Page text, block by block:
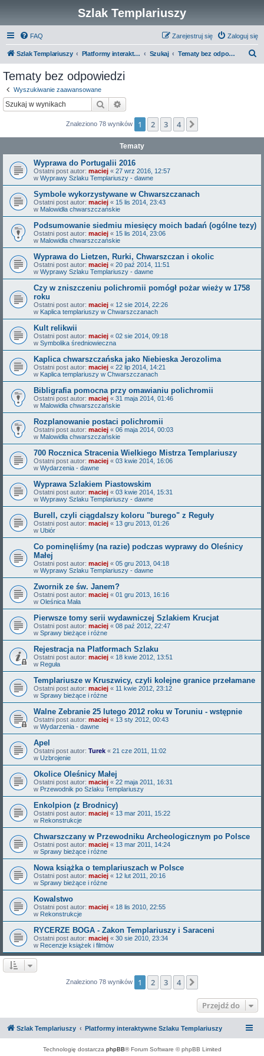
Szlak Templariuszy
FAQ Zaloguj się
Zarejestruj się
Szlak Templariuszy Platformy interaktywne Szlaku Templariuszy Szukaj Tematy bez odpowiedzi
Tematy bez odpowiedzi
Wyszukiwanie zaawansowane
Szukaj
Znaleziono 78 wyników 1 2 3 4
Tematy
Wyprawa do Portugalii 2016
Ostatni post autor: maciej « 27 wrz 2016, 12:57
w Wyprawy Szlaku Templariuszy - dawne
Symbole wykorzystywane w Chwarszczanach
Ostatni post autor: maciej « 15 lis 2014, 23:43
w Malowidła chwarszczańskie
Podsumowanie siedmiu miesięcy moich badań (ogólne tezy)
Ostatni post autor: maciej « 15 lis 2014, 23:06
w Malowidła chwarszczańskie
Wyprawa do Lietzen, Rurki, Chwarszczan i okolic
Ostatni post autor: maciej « 20 paź 2014, 11:51
w Wyprawy Szlaku Templariuszy - dawne
Czy w zniszczeniu polichromii pomógł pożar wieży w 1758
roku
Ostatni post autor: maciej « 12 sie 2014, 22:26
w Kaplica templariuszy w Chwarszczanach
Kult relikwii
Ostatni post autor: maciej « 02 sie 2014, 09:18
w Symbolika średniowieczna
Kaplica chwarszczańska jako Niebieska Jerozolima
Ostatni post autor: maciej « 22 lip 2014, 14:21
w Kaplica templariuszy w Chwarszczanach
Bibligrafia pomocna przy omawianiu polichromii
Ostatni post autor: maciej « 31 maja 2014, 01:46
w Malowidła chwarszczańskie
Rozplanowanie postaci polichromii
Ostatni post autor: maciej « 06 maja 2014, 00:03
w Malowidła chwarszczańskie
700 Rocznica Stracenia Wielkiego Mistrza Templariuszy
Ostatni post autor: maciej « 03 kwie 2014, 16:06
w Wydarzenia - dawne
Wyprawa Szlakiem Piastowskim
Ostatni post autor: maciej « 03 kwie 2014, 15:31
w Wyprawy Szlaku Templariuszy - dawne
Burell, czyli ciągdalszy koloru "burego" z Reguły
Ostatni post autor: maciej « 13 gru 2013, 01:26
w Ubiór
Co pominęliśmy (na razie) podczas wyprawy do Oleśnicy
Małej
Ostatni post autor: maciej « 05 gru 2013, 04:18
w Wyprawy Szlaku Templariuszy - dawne
Zwornik ze św. Janem?
Ostatni post autor: maciej « 01 gru 2013, 16:16
w Oleśnica Mała
Pierwsze tomy serii wydawniczej Szlakiem Krucjat
Ostatni post autor: maciej « 08 paź 2012, 22:47
w Sprawy bieżące i różne
Rejestracja na Platformach Szlaku
Ostatni post autor: maciej « 18 kwie 2012, 13:51
w Reguła
Templariusze w Kruszwicy, czyli kolejne granice przełamane
Ostatni post autor: maciej « 11 kwie 2012, 23:12
w Sprawy bieżące i różne
Walne Zebranie 25 lutego 2012 roku w Toruniu - wstępnie
Ostatni post autor: maciej « 13 sty 2012, 00:43
w Wydarzenia - dawne
Apel
Ostatni post autor: Turek « 21 cze 2011, 11:02
w Uzbrojenie
Okolice Oleśnicy Małej
Ostatni post autor: maciej « 22 maja 2011, 16:31
w Przewodnik po Szlaku Templariuszy
Enkolpion (z Brodnicy)
Ostatni post autor: maciej « 13 mar 2011, 15:22
w Rekonstrukcje
Chwarszczany w Przewodniku Archeologicznym po Polsce
Ostatni post autor: maciej « 13 mar 2011, 14:24
w Sprawy bieżące i różne
Nowa książka o templariuszach w Polsce
Ostatni post autor: maciej « 12 lut 2011, 20:16
w Sprawy bieżące i różne
Kowalstwo
Ostatni post autor: maciej « 18 lis 2010, 22:55
w Rekonstrukcje
RYCERZE BOGA - Zakon Templariuszy i Saraceni
Ostatni post autor: maciej « 30 sie 2010, 23:34
w Recenzje książek i filmów
Znaleziono 78 wyników 1 2 3 4
Przejdź do
Szlak Templariuszy Platformy interaktywne Szlaku Templariuszy
Technologię dostarcza phpBB® Forum Software © phpBB Limited